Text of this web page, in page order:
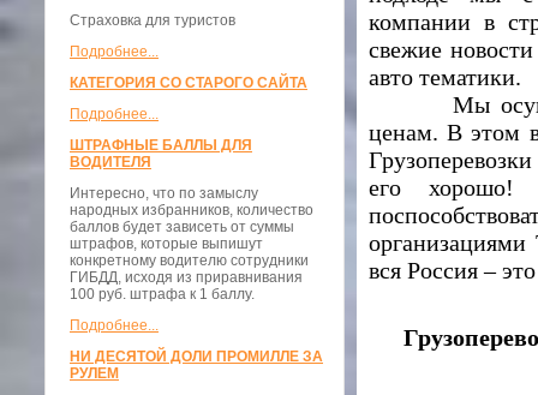
Страховка для туристов
Подробнее...
КАТЕГОРИЯ СО СТАРОГО САЙТА
Подробнее...
ШТРАФНЫЕ БАЛЛЫ ДЛЯ
ВОДИТЕЛЯ
Интересно, что по замыслу
народных избранников, количество
баллов будет зависеть от суммы
штрафов, которые выпишут
конкретному водителю сотрудники
ГИБДД, исходя из приравнивания
100 руб. штрафа к 1 баллу.
Подробнее...
НИ ДЕСЯТОЙ ДОЛИ ПРОМИЛЛЕ ЗА
РУЛЕМ
компании в
свежие
авто тематики.
Мы
ценам. В этом
его хорошо!
организациями
вся Россия –